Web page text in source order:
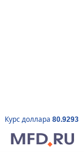
Курс доллара 80.9293